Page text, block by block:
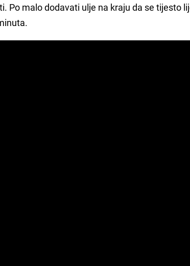
Po malo dodavati ulje na kraju da se tijesto